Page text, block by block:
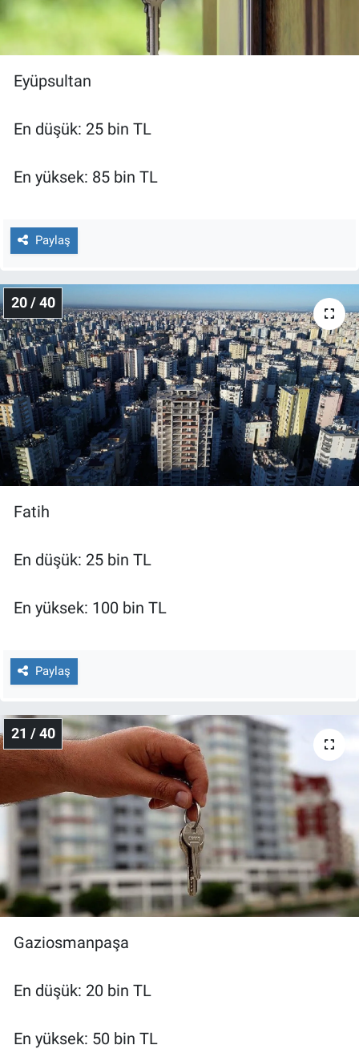
Eyüpsultan
En düşük: 25 bin TL
En yüksek: 85 bin TL
Paylaş
20 / 40
Fatih
En düşük: 25 bin TL
En yüksek: 100 bin TL
Paylaş
21 / 40
Gaziosmanpaşa
En düşük: 20 bin TL
En yüksek: 50 bin TL